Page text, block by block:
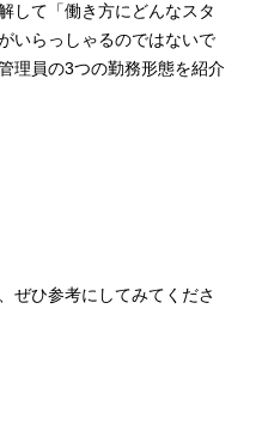
して「働き方にどんなスタ
いらっしゃるのではないで
理員の3つの勤務形態を紹介
ぜひ参考にしてみてくださ